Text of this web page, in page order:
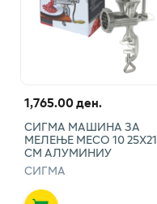
1,765.00 ден.
СИГМА МАШИНА ЗА
МЕЛЕЊЕ МЕСО 10 25Х21
СМ АЛУМИНИУ
СИГМА